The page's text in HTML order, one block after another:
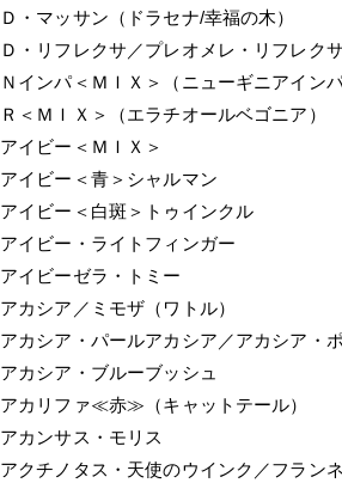
Ｄ・マッサン（ドラセナ/幸福の木）
Ｄ・リフレクサ／プレオメレ・リフレクサ
Ｎインパ＜ＭＩＸ＞（ニューギニアインパ
Ｒ＜ＭＩＸ＞（エラチオールベゴニア）
アイビー＜ＭＩＸ＞
アイビー＜青＞シャルマン
アイビー＜白斑＞トゥインクル
アイビー・ライトフィンガー
アイビーゼラ・トミー
アカシア／ミモザ（ワトル）
アカシア・パールアカシア／アカシア・
アカシア・ブルーブッシュ
アカリファ≪赤≫（キャットテール）
アカンサス・モリス
アクチノタス・天使のウインク／フラン